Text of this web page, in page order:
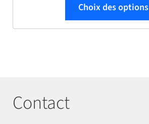
Choix des options
Contact